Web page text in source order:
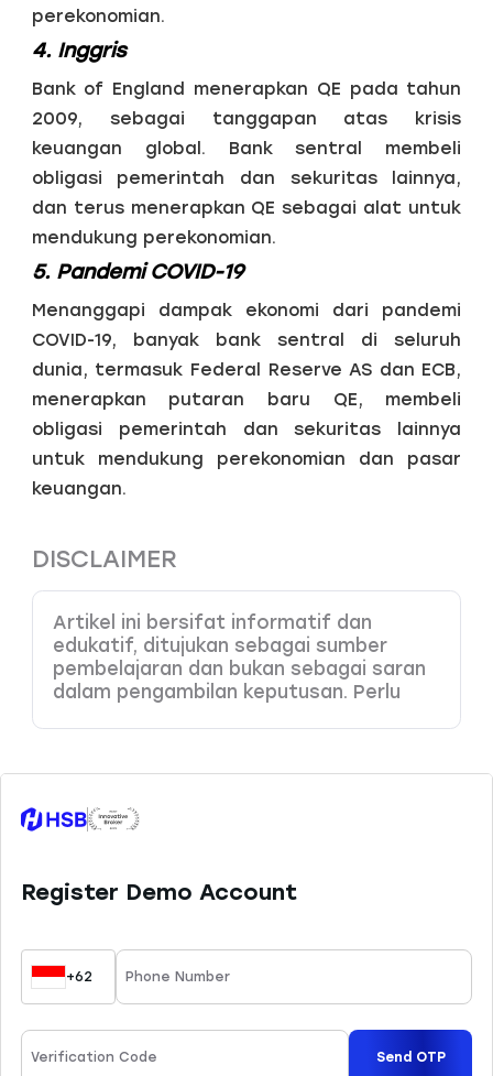
perekonomian.
4. Inggris
Bank of England menerapkan QE pada tahun
2009, sebagai tanggapan atas krisis
keuangan global. Bank sentral membeli
obligasi pemerintah dan sekuritas lainnya,
dan terus menerapkan QE sebagai alat untuk
mendukung perekonomian.
5. Pandemi COVID-19
Menanggapi dampak ekonomi dari pandemi
COVID-19, banyak bank sentral di seluruh
dunia, termasuk Federal Reserve AS dan ECB,
menerapkan putaran baru QE, membeli
obligasi pemerintah dan sekuritas lainnya
untuk mendukung perekonomian dan pasar
keuangan.
DISCLAIMER
Artikel ini bersifat informatif dan
edukatif, ditujukan sebagai sumber
pembelajaran dan bukan sebagai saran
dalam pengambilan keputusan. Perlu
pemahaman dan kemampuan analisa
yang tepat. HSB Investasi tidak
keputusan yang dibuat berdasarkan
konten ini. Sesuai ketentuan yang
instrumen trading yang dapat Anda
pelajari di website resmi kami.